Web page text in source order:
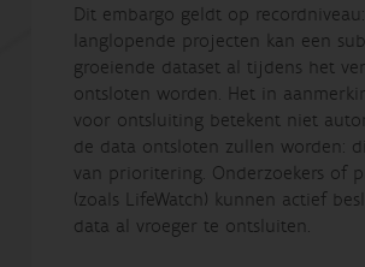
Dit embargo geldt op
langlopende projecten kan een
groeiende dataset al tijdens het
ontsloten worden. Het in
voor ontsluiting betekent niet
de data ontsloten zullen worden:
van prioritering. Onderzoekers of
(zoals LifeWatch) kunnen actief
data al vroeger te ontsluiten.